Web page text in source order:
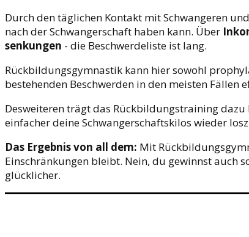
Durch den täglichen Kontakt mit Schwangeren
nach der Schwangerschaft haben kann. Über
senkungen - die Beschwerdeliste ist lang.
Rückbildungsgymnastik kann hier sowohl
bestehenden Beschwerden in den meisten Fällen
Desweiteren trägt das Rückbildungstraining dazu
einfacher deine Schwangerschaftskilos wieder
Das Ergebnis von all dem: Mit
Einschränkungen bleibt. Nein, du gewinnst auch
glücklicher.